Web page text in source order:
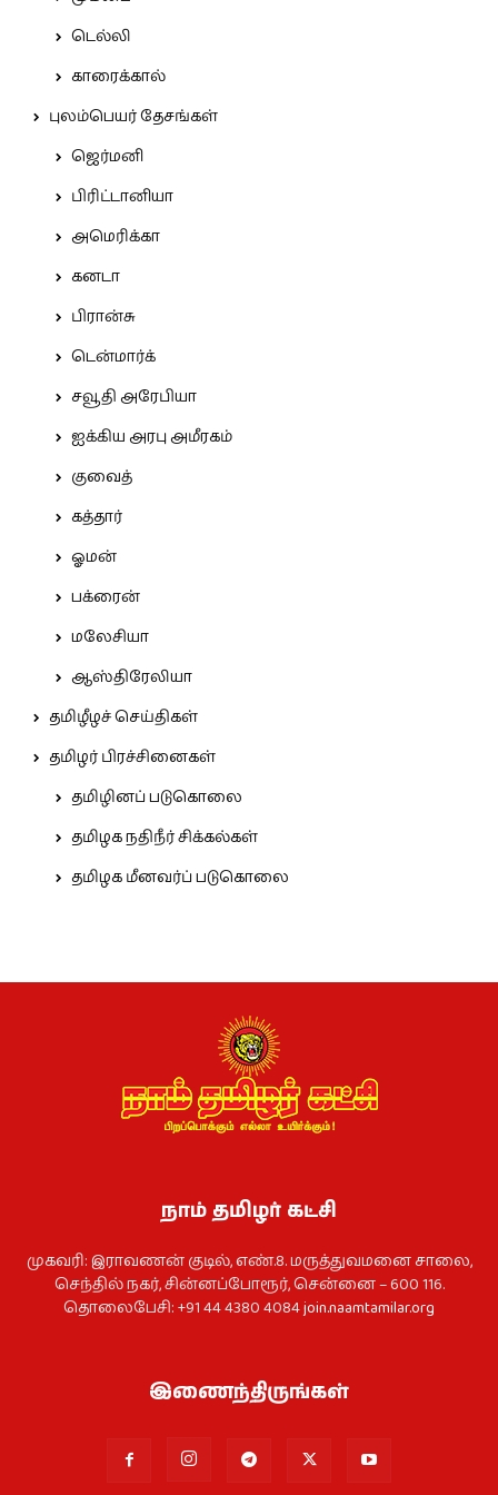
டெல்லி
காரைக்கால்
புலம்பெயர் தேசங்கள்
ஜெர்மனி
பிரிட்டானியா
அமெரிக்கா
கனடா
பிரான்சு
டென்மார்க்
சவூதி அரேபியா
ஐக்கிய அரபு அமீரகம்
குவைத்
கத்தார்
ஓமன்
பக்ரைன்
மலேசியா
ஆஸ்திரேலியா
தமிழீழச் செய்திகள்
தமிழர் பிரச்சினைகள்
தமிழினப் படுகொலை
தமிழக நதிநீர் சிக்கல்கள்
தமிழக மீனவர்ப் படுகொலை
நாம் தமிழர் கட்சி
முகவரி: இராவணன் குடில், எண்.8. மருத்துவமனை சாலை,
செந்தில் நகர், சின்னப்போரூர், சென்னை – 600 116.
தொலைபேசி: +91 44 4380 4084join.naamtamilar.org
இணைந்திருங்கள்